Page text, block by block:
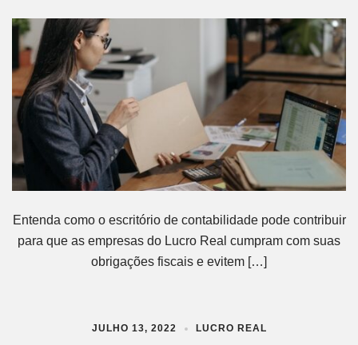
Entenda como o escritório de contabilidade pode contribuir
para que as empresas do Lucro Real cumpram com suas
obrigações fiscais e evitem […]
JULHO 13, 2022 LUCRO REAL